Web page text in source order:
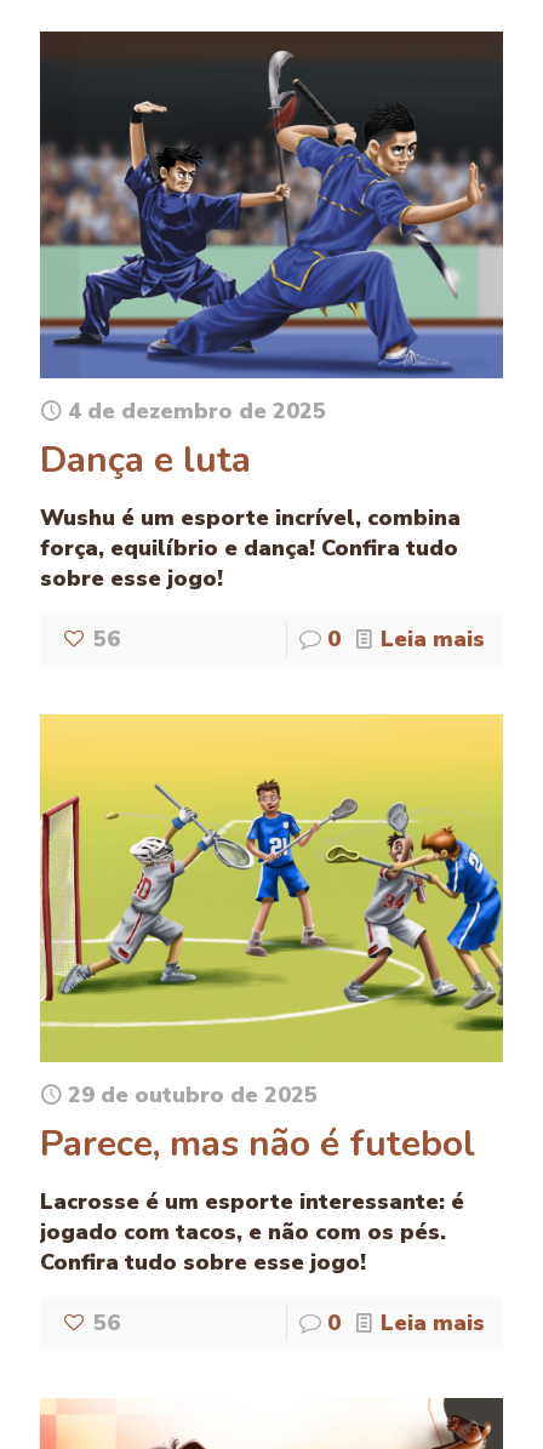
4 de dezembro de 2025
Dança e luta
Wushu é um esporte incrível, combina
força, equilíbrio e dança! Confira tudo
sobre esse jogo!
56 0 Leia mais
29 de outubro de 2025
Parece, mas não é futebol
Lacrosse é um esporte interessante: é
jogado com tacos, e não com os pés.
Confira tudo sobre esse jogo!
56 0 Leia mais